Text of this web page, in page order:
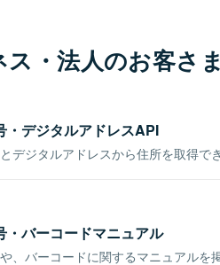
ス・法人のお客さ
・デジタルアドレスAPI
デジタルアドレスから住所を取得で
・バーコードマニュアル
、バーコードに関するマニュアルを